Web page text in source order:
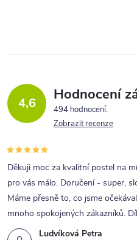
4,6 Hodnocení
494 hodnocení
Zobrazit recenze
Ludvíková Petra
Děkuji moc za kvalitní postel na
pro vás málo. Doručení - super,
Máme přesně to, co jsme
mnoho spokojených zákazníků.